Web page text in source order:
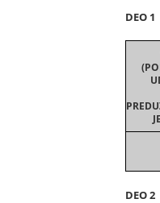
DEO 1
DEO 2